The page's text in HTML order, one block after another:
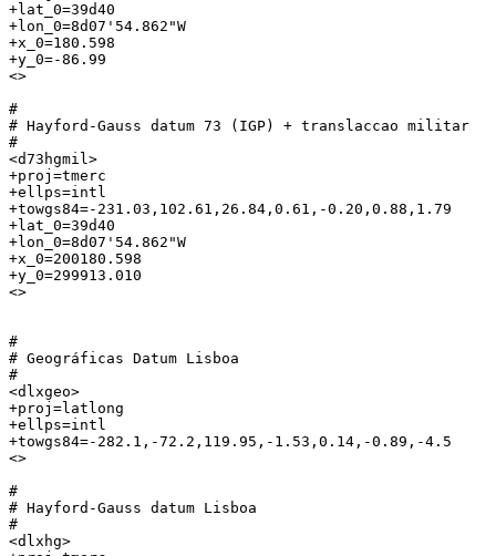
+lat_0=39d40
+lon_0=8d07'54.862"W
+x_0=180.598
+y_0=-86.99
<>
#
# Hayford-Gauss datum 73 (IGP) + translaccao militar
#
<d73hgmil>
+proj=tmerc
+ellps=intl
+towgs84=-231.03,102.61,26.84,0.61,-0.20,0.88,1.79
+lat_0=39d40
+lon_0=8d07'54.862"W
+x_0=200180.598
+y_0=299913.010
<>
#
# Geográficas Datum Lisboa
#
<dlxgeo>
+proj=latlong
+ellps=intl
+towgs84=-282.1,-72.2,119.95,-1.53,0.14,-0.89,-4.5
<>
#
# Hayford-Gauss datum Lisboa
#
<dlxhg>